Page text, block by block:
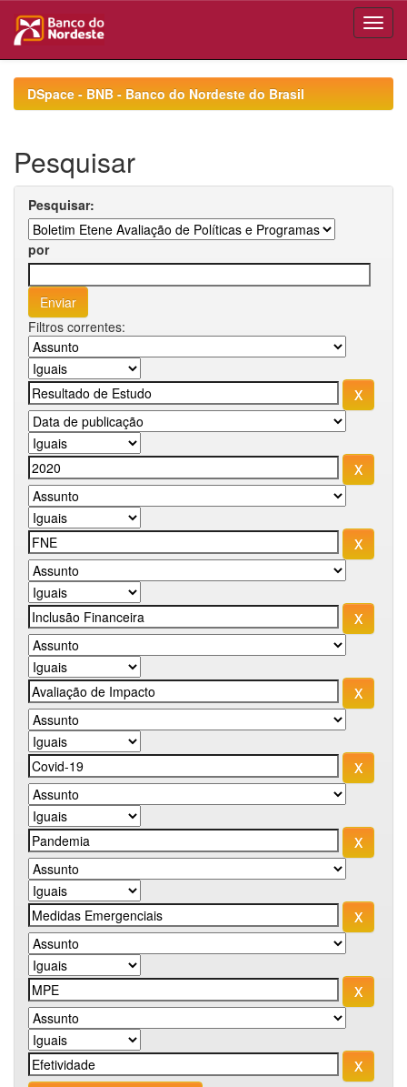
navigationDSpace - BNB - Banco do Nordeste do Brasil
Pesquisar
Pesquisar:
por
Filtros correntes: